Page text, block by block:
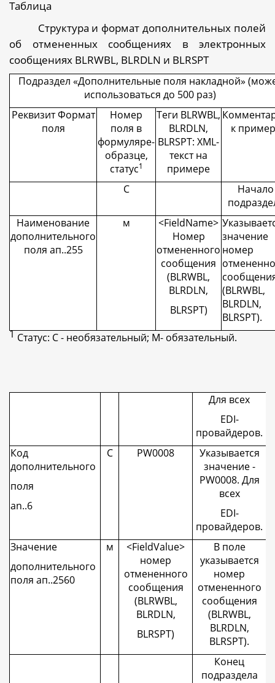
Таблица
Структура и формат дополнительных полей
об отмененных сообщениях в электронных
сообщениях BLRWBL, BLRDLN и BLRSPT
Подраздел «Дополнительные поля накладной»
использоваться до 500 раз)
Реквизит Формат
поля
Номер
поля в
формуляре-
образце,
статус1
Теги BLRWBL,
BLRDLN,
BLRSPT: XML-
текст на
примере
к
С
Начало
Наименование
дополнительного
поля ап..255
м <FieldName>
Номер
отмененного
сообщения
(BLRWBL,
BLRDLN,
BLRSPT)
номер
(BLRWBL,
BLRDLN,
BLRSPT).
1 Статус: С - необязательный; М- обязательный.
Для всех
EDI-
провайдеров.
Код
дополнительного
поля
an..6
С PW0008
Указывается
значение -
PW0008. Для
всех
EDI-
провайдеров.
Значение
дополнительного
поля ап..2560
м <FieldValue>
номер
отмененного
сообщения
(BLRWBL,
BLRDLN,
BLRSPT)
В поле
указывается
номер
отмененного
сообщения
(BLRWBL,
BLRDLN,
BLRSPT).
Конец
подраздела